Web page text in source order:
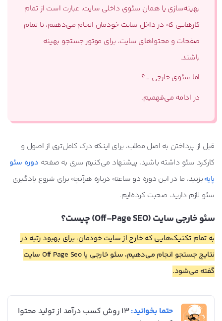
بهینه‌سازی یا همان سئوی داخلی سایت، عبارت است از تمام
کارهایی که در داخل سایت خودمان انجام می‌دهیم، تا تمام
صفحات و محتواهای سایت، برای موتور جستجو بهینه
باشند.
اما سئوی خارجی …؟
در ادامه می‌فهمیم.
قبل از پرداختن به اصل مطلب، برای اینکه درک کامل‌تری از اصول و
کارکرد سئو داشته باشید، پیشنهاد می‌کنیم سری به صفحه دوره سئو
پایهبزنید، ما در این دوره دو ساعته درباره هرآنچه برای شروع یادگیری
سئو لازم دارید، صحبت کرده‌ایم.
سئو خارجی سایت (Off-Page SEO) چیست؟
به تمام تکنیک‌هایی که خارج از سایت خودمان، برای بهبود رتبه در
نتایج جستجو انجام می‌دهیم، سئو خارجی یا Off Page Seo سایت
گفته می‌شود.
حتما بخوانید:
۱۳ روش کسب درآمد از تولید محتوا